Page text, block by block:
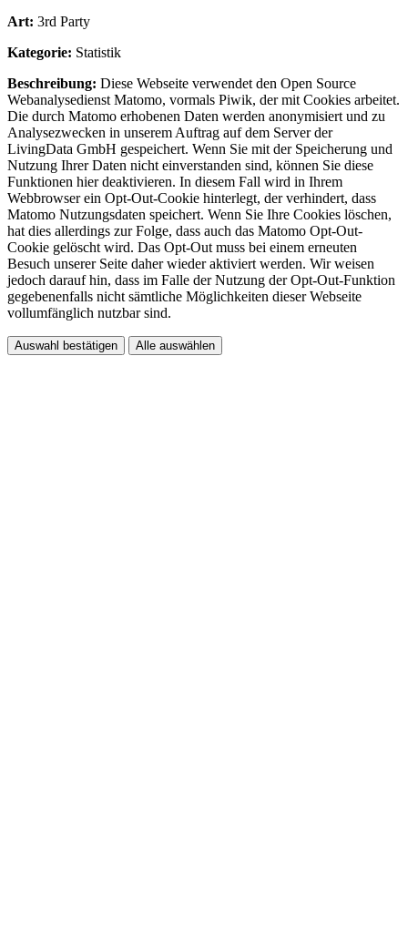
Art: 3rd Party
Kategorie: Statistik
Beschreibung: Diese Webseite verwendet den Open Source
Webanalysedienst Matomo, vormals Piwik, der mit Cookies arbeitet.
Die durch Matomo erhobenen Daten werden anonymisiert und zu
Analysezwecken in unserem Auftrag auf dem Server der
LivingData GmbH gespeichert. Wenn Sie mit der Speicherung und
Nutzung Ihrer Daten nicht einverstanden sind, können Sie diese
Funktionen hier deaktivieren. In diesem Fall wird in Ihrem
Webbrowser ein Opt-Out-Cookie hinterlegt, der verhindert, dass
Matomo Nutzungsdaten speichert. Wenn Sie Ihre Cookies löschen,
hat dies allerdings zur Folge, dass auch das Matomo Opt-Out-
Cookie gelöscht wird. Das Opt-Out muss bei einem erneuten
Besuch unserer Seite daher wieder aktiviert werden. Wir weisen
jedoch darauf hin, dass im Falle der Nutzung der Opt-Out-Funktion
gegebenenfalls nicht sämtliche Möglichkeiten dieser Webseite
vollumfänglich nutzbar sind.
Auswahl bestätigen Alle auswählen